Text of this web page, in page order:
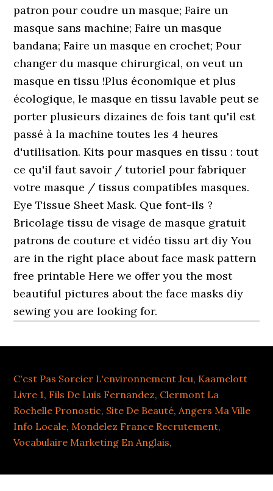
patron pour coudre un masque; Faire un
masque sans machine; Faire un masque
bandana; Faire un masque en crochet; Pour
changer du masque chirurgical, on veut un
masque en tissu !Plus économique et plus
écologique, le masque en tissu lavable peut se
porter plusieurs dizaines de fois tant qu'il est
passé à la machine toutes les 4 heures
d'utilisation. Kits pour masques en tissu : tout
ce qu'il faut savoir / tutoriel pour fabriquer
votre masque / tissus compatibles masques.
Eye Tissue Sheet Mask. Que font-ils ?
Bricolage tissu de visage de masque gratuit
patrons de couture et vidéo tissu art diy You
are in the right place about face mask pattern
free printable Here we offer you the most
beautiful pictures about the face masks diy
sewing you are looking for.
C'est Pas Sorcier L'environnement Jeu, Kaamelott
Livre 1, Fils De Luis Fernandez, Clermont La
Rochelle Pronostic, Site De Beauté,Angers Ma Ville
Info Locale,Mondelez France Recrutement,
Vocabulaire Marketing En Anglais,